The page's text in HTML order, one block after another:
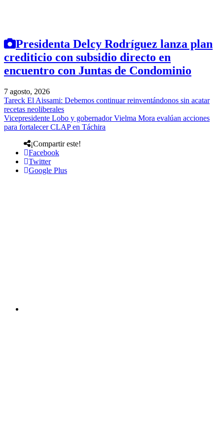
Presidenta Delcy Rodríguez lanza plan
crediticio con subsidio directo en
encuentro con Juntas de Condominio
7 agosto, 2026
Tareck El Aissami: Debemos continuar reinventándonos sin acatar
recetas neoliberales
Vicepresidente Lobo y gobernador Vielma Mora evalúan acciones
para fortalecer CLAP en Táchira
¡Compartir este!
Facebook
Twitter
Google Plus